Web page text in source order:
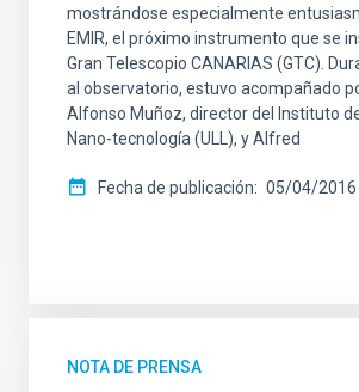
mostrándose especialmente
EMIR, el próximo instrumento que se
Gran Telescopio CANARIAS (GTC).
al observatorio, estuvo acompañado
Alfonso Muñoz, director del Instituto
Nano-tecnología (ULL), y Alfred
Fecha de publicación 05/04/2016
NOTA DE PRENSA